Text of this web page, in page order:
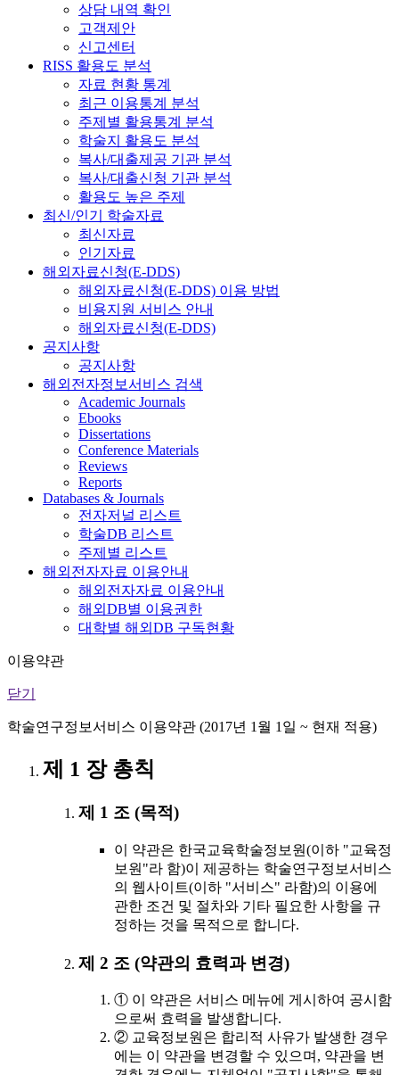
상담 내역 확인
고객제안
신고센터
RISS 활용도 분석
자료 현황 통계
최근 이용통계 분석
주제별 활용통계 분석
학술지 활용도 분석
복사/대출제공 기관 분석
복사/대출신청 기관 분석
활용도 높은 주제
최신/인기 학술자료
최신자료
인기자료
해외자료신청(E-DDS)
해외자료신청(E-DDS) 이용 방법
비용지원 서비스 안내
해외자료신청(E-DDS)
공지사항
공지사항
해외전자정보서비스 검색
Academic Journals
Ebooks
Dissertations
Conference Materials
Reviews
Reports
Databases & Journals
전자저널 리스트
학술DB 리스트
주제별 리스트
해외전자자료 이용안내
해외전자자료 이용안내
해외DB별 이용권한
대학별 해외DB 구독현황
이용약관
닫기
학술연구정보서비스 이용약관 (2017년 1월 1일 ~ 현재 적용)
제 1 장 총칙
제 1 조 (목적)
이 약관은 한국교육학술정보원(이하 "교육정
보원"라 함)이 제공하는 학술연구정보서비스
의 웹사이트(이하 "서비스" 라함)의 이용에
관한 조건 및 절차와 기타 필요한 사항을 규
정하는 것을 목적으로 합니다.
제 2 조 (약관의 효력과 변경)
① 이 약관은 서비스 메뉴에 게시하여 공시함
으로써 효력을 발생합니다.
② 교육정보원은 합리적 사유가 발생한 경우
에는 이 약관을 변경할 수 있으며, 약관을 변